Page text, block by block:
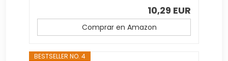
10,29 EUR
Comprar en Amazon
BESTSELLER NO. 4